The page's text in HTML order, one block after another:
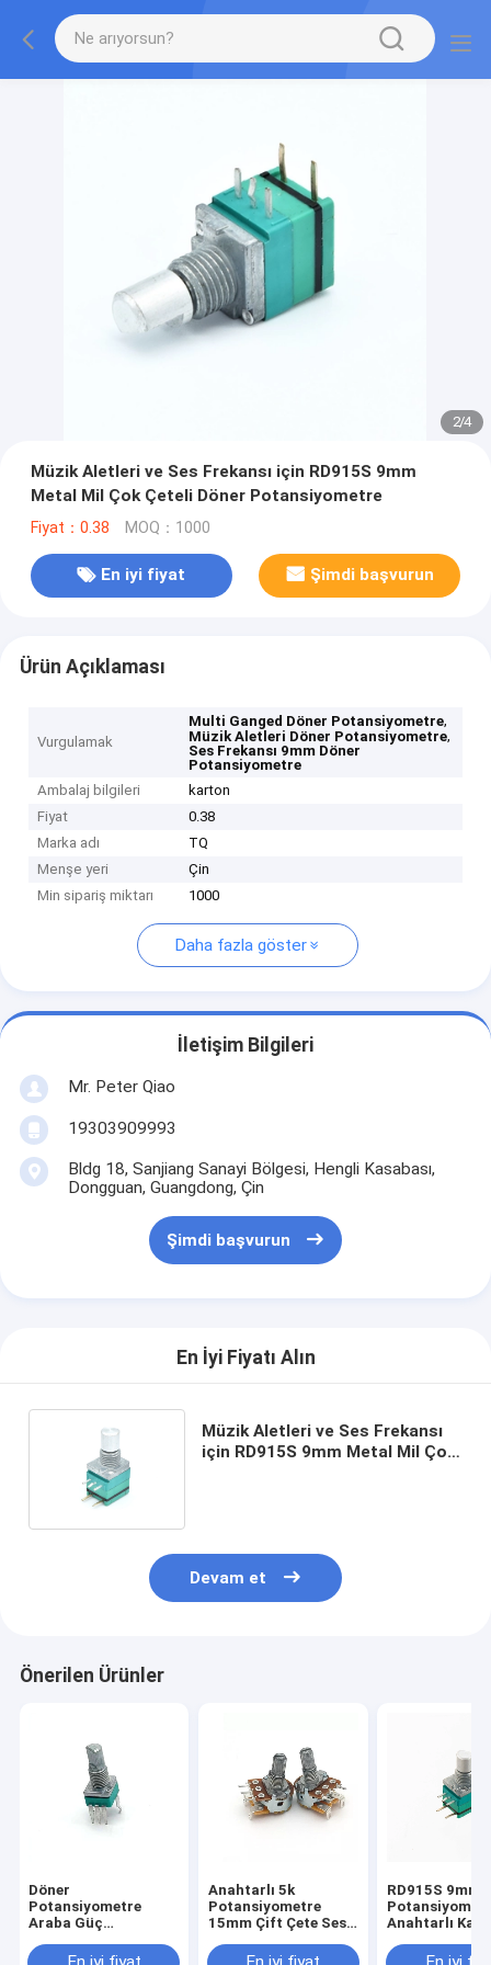
2/4
Müzik Aletleri ve Ses Frekansı için RD915S 9mm
Metal Mil Çok Çeteli Döner Potansiyometre
Fiyat：0.38 MOQ：1000
En iyi fiyat Şimdi başvurun
Ürün Açıklaması
Vurgulamak
Multi Ganged Döner Potansiyometre,
Müzik Aletleri Döner Potansiyometre,
Ses Frekansı 9mm Döner
Potansiyometre
Ambalaj bilgileri
karton
Fiyat
0.38
Marka adı
TQ
Menşe yeri
Çin
Min sipariş miktarı
1000
Daha fazla göster
İletişim Bilgileri
Mr. Peter Qiao
19303909993
Bldg 18, Sanjiang Sanayi Bölgesi, Hengli Kasabası,
Dongguan, Guangdong, Çin
Şimdi başvurun
En İyi Fiyatı Alın
Müzik Aletleri ve Ses Frekansı
için RD915S 9mm Metal Mil Çok
Devam et
Önerilen Ürünler
Döner
Potansiyometre
Araba Güç
Potansiyometre
Anahtarlı 5k
Potansiyometre
15mm Çift Çete Ses
RD915S 9mm
Anahtarlı